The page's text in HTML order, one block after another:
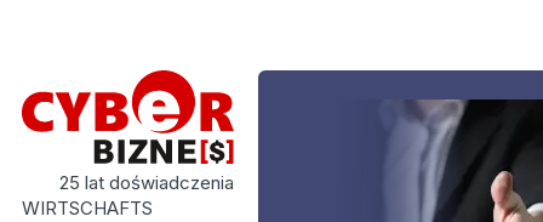
25 lat doświadczenia
WIRTSCHAFTS